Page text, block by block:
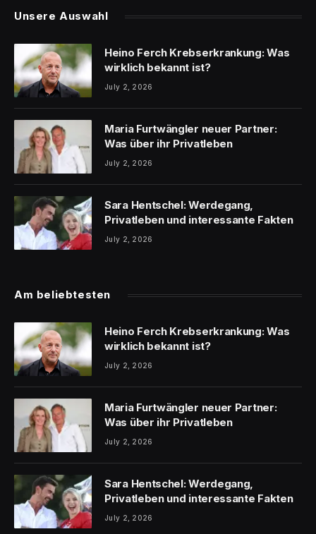
Unsere Auswahl
Heino Ferch Krebserkrankung: Was
wirklich bekannt ist?
July 2, 2026
Maria Furtwängler neuer Partner:
Was über ihr Privatleben
July 2, 2026
Sara Hentschel: Werdegang,
Privatleben und interessante Fakten
July 2, 2026
Am beliebtesten
Heino Ferch Krebserkrankung: Was
wirklich bekannt ist?
July 2, 2026
Maria Furtwängler neuer Partner:
Was über ihr Privatleben
July 2, 2026
Sara Hentschel: Werdegang,
Privatleben und interessante Fakten
July 2, 2026